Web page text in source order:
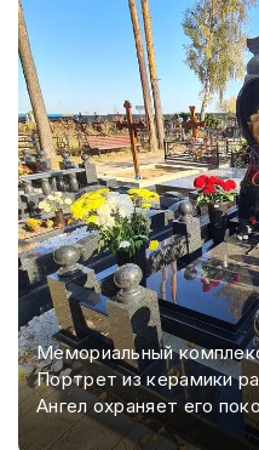
Мемориальный
Портрет из керамики
Ангел охраняет его